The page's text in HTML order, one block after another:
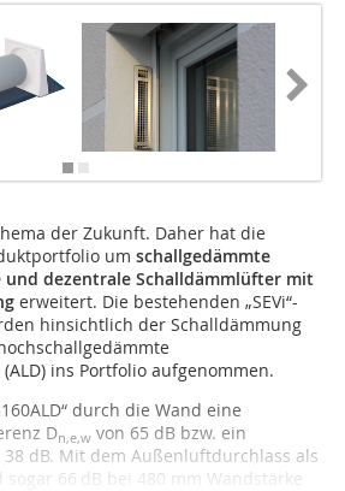
der Zukunft. Daher hat die
um schallgedämmte
dezentrale Schalldämmlüfter mit
erweitert. Die bestehenden „SEVi“-
hinsichtlich der Schalldämmung
ins Portfolio aufgenommen.
durch die Wand eine
Dn,e,w von 65 dB bzw. ein
dB. Mit dem Außenluftdurchlass als
sogar 66 dB bei 480 mm Wandstärke